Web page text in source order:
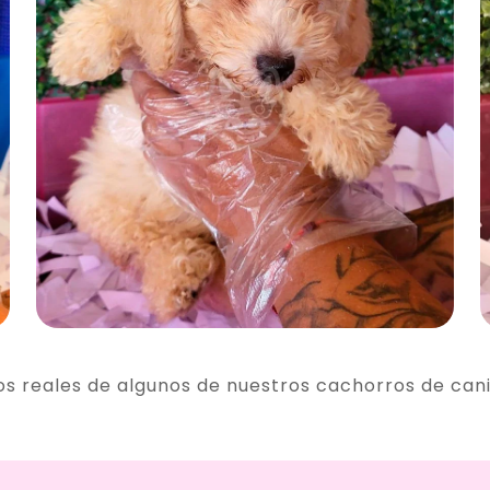
reales de algunos de nuestros cachorros de